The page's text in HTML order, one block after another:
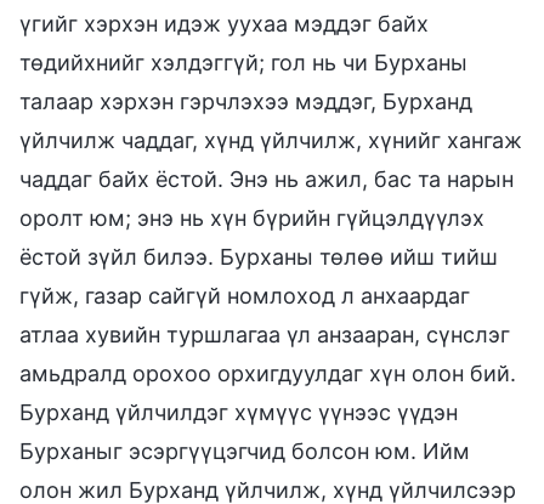
үгийг хэрхэн идэж уухаа мэддэг байх
төдийхнийг хэлдэггүй; гол нь чи Бурханы
талаар хэрхэн гэрчлэхээ мэддэг, Бурханд
үйлчилж чаддаг, хүнд үйлчилж, хүнийг хангаж
чаддаг байх ёстой. Энэ нь ажил, бас та нарын
оролт юм; энэ нь хүн бүрийн гүйцэлдүүлэх
ёстой зүйл билээ. Бурханы төлөө ийш тийш
гүйж, газар сайгүй номлоход л анхаардаг
атлаа хувийн туршлагаа үл анзааран, сүнслэг
амьдралд орохоо орхигдуулдаг хүн олон бий.
Бурханд үйлчилдэг хүмүүс үүнээс үүдэн
Бурханыг эсэргүүцэгчид болсон юм. Ийм
олон жил Бурханд үйлчилж, хүнд үйлчилсээр